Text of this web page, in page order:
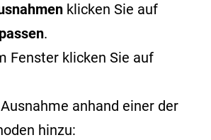
klicken Sie auf
.
Fenster klicken Sie auf
anhand einer der
hinzu: